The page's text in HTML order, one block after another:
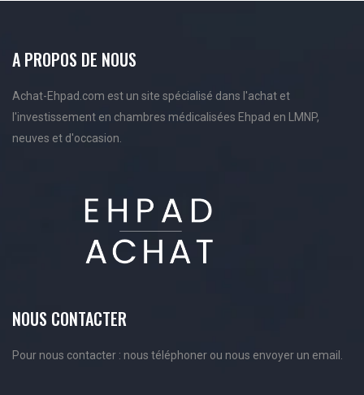
A PROPOS DE NOUS
Achat-Ehpad.com est un site spécialisé dans l'achat et
l'investissement en chambres médicalisées Ehpad en LMNP,
neuves et d'occasion.
NOUS CONTACTER
Pour nous contacter : nous téléphoner ou nous envoyer un email.